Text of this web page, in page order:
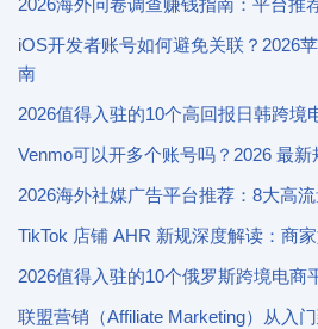
2026海外问卷调查赚钱指南：平台推
iOS开发者账号如何避免关联？2026
南
2026值得入驻的10个高回报日韩跨境
Venmo可以开多个账号吗？2026 最
2026海外社媒广告平台推荐：8大高
TikTok 店铺 AHR 新规深度解读：商
2026值得入驻的10个俄罗斯跨境电商
联盟营销（Affiliate Marketing）从入